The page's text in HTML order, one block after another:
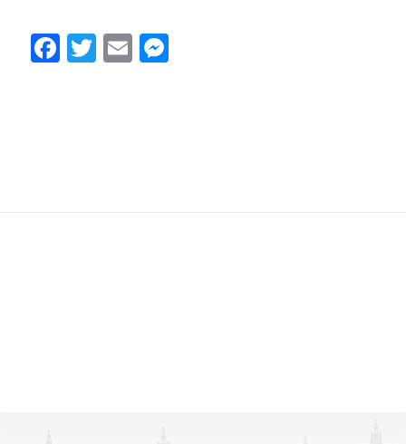
Facebook
Twitter
Email